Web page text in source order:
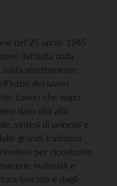
del 25 aprile 1945
(istituita dalla
strettamente
dei lavori
Lavori che dopo
dato vita alla
sintesi di principi e
grandi tradizioni
per ricostruire
materiali e
fascista e dagli